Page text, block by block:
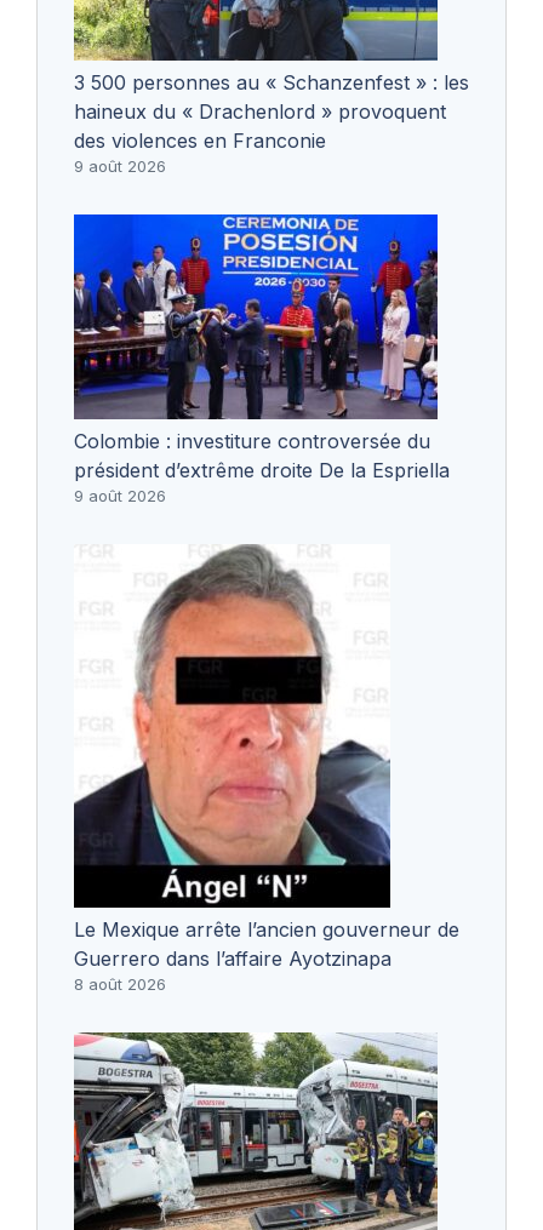
3 500 personnes au « Schanzenfest » : les
haineux du « Drachenlord » provoquent
des violences en Franconie
9 août 2026
Colombie : investiture controversée du
président d’extrême droite De la Espriella
9 août 2026
Le Mexique arrête l’ancien gouverneur de
Guerrero dans l’affaire Ayotzinapa
8 août 2026